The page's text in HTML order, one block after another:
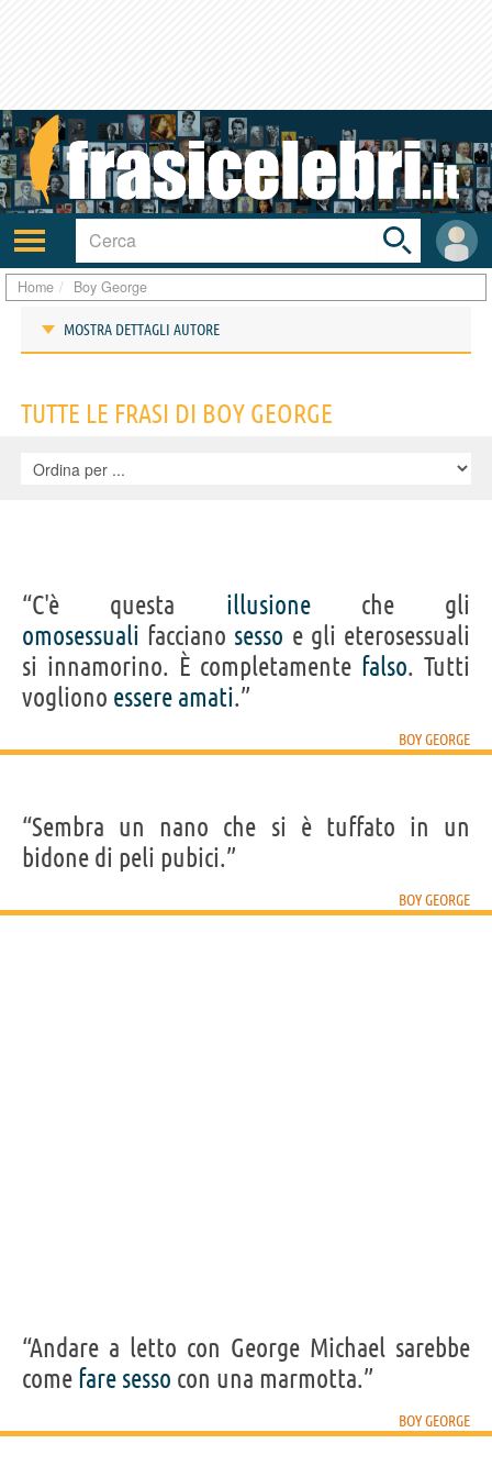
Attiva/disattiva
navigazione
User
area
Toggle
search
bar
Home Boy George
MOSTRA DETTAGLI AUTORE
IDENTIKIT E DATI ANAGRAFICI
George Alan
Cognome O'Dowd
Pseudonimo Boy George
Nato 14 giugno 1961 a Londra
Sesso maschile
Nazionalità britannica
Segno zodiacale Gemelli
Frasi, citazioni e aforismi di Boy George
4 IN ITALIANO
“C'è questa illusione che gli omosessuali facciano
TUTTE LE FRASI DI BOY GEORGE
“C'è questa illusioneche gli
omosessuali facciano sesso e gli eterosessuali
si innamorino. È completamente falso. Tutti
vogliono essere amati.”
BOY GEORGE
“Sembra un nano che si è tuffato in un
bidone di peli pubici.”
BOY GEORGE
“Andare a letto con George Michael sarebbe
come fare sesso con una marmotta.”
BOY GEORGE